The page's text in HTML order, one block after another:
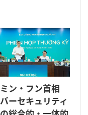
ン・フン首相
ーセキュリティ